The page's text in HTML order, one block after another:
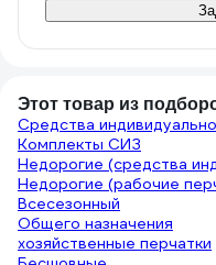
Этот товар из
Средства
Комплекты СИЗ
Недорогие (средства
Недорогие (рабочие
Всесезонный
Общего назначения
хозяйственные перчатки